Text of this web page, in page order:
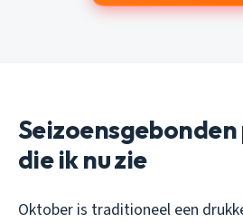
die ik nu zie
Oktober is traditioneel een